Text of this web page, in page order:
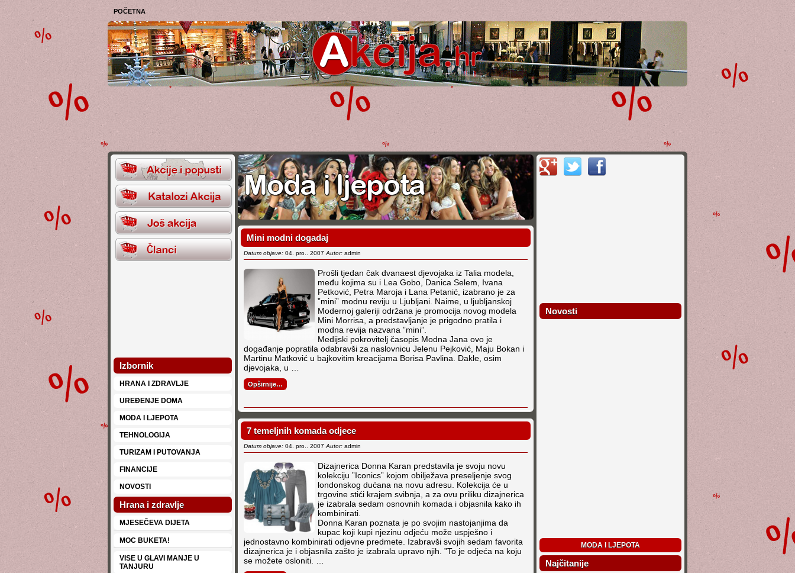
POČETNA
Izbornik
HRANA I ZDRAVLJE
UREĐENJE DOMA
MODA I LJEPOTA
TEHNOLOGIJA
TURIZAM I PUTOVANJA
FINANCIJE
NOVOSTI
Hrana i zdravlje
MJESEČEVA DIJETA
MOC BUKETA!
VISE U GLAVI MANJE U
TANJURU
Mini modni dogadaj
Datum objave: 04. pro.. 2007 Autor: admin
Prošli tjedan čak dvanaest djevojaka iz Talia modela,
među kojima su i Lea Gobo, Danica Selem, Ivana
Petković, Petra Maroja i Lana Petanić, izabrano je za
”mini” modnu reviju u Ljubljani. Naime, u ljubljanskoj
Modernoj galeriji održana je promocija novog modela
Mini Morrisa, a predstavljanje je prigodno pratila i
modna revija nazvana ”mini”.
Medijski pokrovitelj časopis Modna Jana ovo je
događanje popratila odabravši za naslovnicu Jelenu Pejković, Maju Bokan i
Martinu Matković u bajkovitim kreacijama Borisa Pavlina. Dakle, osim
djevojaka, u …
Opširnije…
7 temeljnih komada odjece
Datum objave: 04. pro.. 2007 Autor: admin
Dizajnerica Donna Karan predstavila je svoju novu
kolekciju ”Iconics” kojom obilježava preseljenje svog
londonskog dućana na novu adresu. Kolekcija će u
trgovine stići krajem svibnja, a za ovu priliku dizajnerica
je izabrala sedam osnovnih komada i objasnila kako ih
kombinirati.
Donna Karan poznata je po svojim nastojanjima da
kupac koji kupi njezinu odjeću može uspješno i
jednostavno kombinirati odjevne predmete. Izabravši svojih sedam favorita
dizajnerica je i objasnila zašto je izabrala upravo njih. ”To je odjeća na koju
se možete osloniti. …
Novosti
MODA I LJEPOTA
Najčitanije